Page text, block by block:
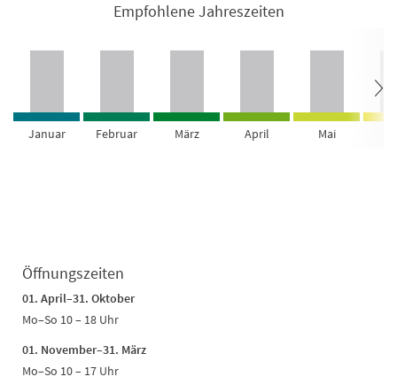
Empfohlene Jahreszeiten
Januar Februar März April Mai
Öffnungszeiten
01. April–31. Oktober
Mo–So 10 – 18 Uhr
01. November–31. März
Mo–So 10 – 17 Uhr